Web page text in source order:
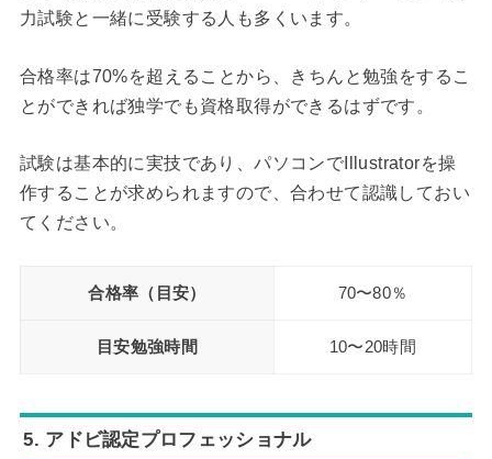
力試験と一緒に受験する人も多くいます。
合格率は70%を超えることから、きちんと勉強をするこ
とができれば独学でも資格取得ができるはずです。
試験は基本的に実技であり、パソコンでIllustratorを操
作することが求められますので、合わせて認識しておい
てください。
合格率（目安） 70〜80％
目安勉強時間 10〜20時間
5. アドビ認定プロフェッショナル